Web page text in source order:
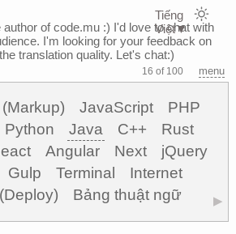
of code.mu :) I'd love to chat with
I'm looking for your feedback on
translation quality. Let's chat:)
16 of 100 menu
JavaScript
PHP
Python Java C++
Rust
Angular Next
jQuery
Gulp Terminal
Internet
Bảng thuật ngữ ▶
Tiếng
Việt▼